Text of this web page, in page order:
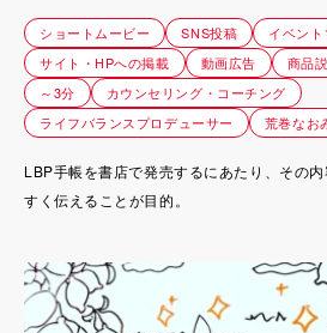
ショートムービー SNS投稿
イベン
サイト・HPへの掲載
動画広告 商品
～3分
カウンセリング・コーチング
ライフバランスプロデューサー
荒巻なお
LBP手帳を書店で発売するにあたり、その
すく伝えることが目的。